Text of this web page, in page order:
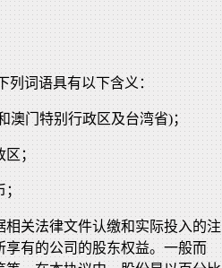
列词语具有以下含义：
澳门特别行政区及台湾省)；
区；
；
相关法律文件认缴和实际投入的注
有的公司的股东权益。一般而